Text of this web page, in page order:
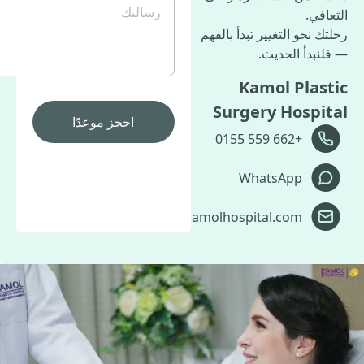
نحو التغيير تبدأ بالفهم
الحديث.
Kamol
Surgery
+662 559 0155
WhatsApp
customercare@kamolhospital.com